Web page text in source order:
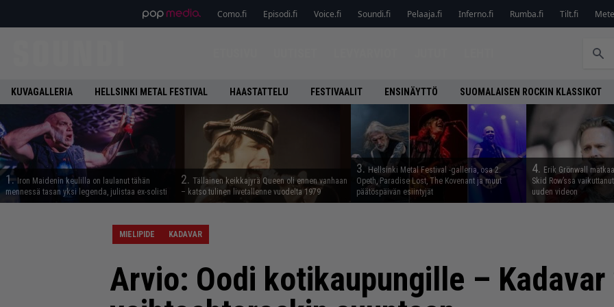
Como.fi Episodi.fi Voice.fi Soundi.fi Pelaaja.fi Inferno.fi Rumba.fi Tilt.fi
KUVAGALLERIA HELLSINKI METAL FESTIVAL HAASTATTELU FESTIVAALIT ENSINÄYTTÖ SUOMALAISEN ROCKIN KLASSIKOT
1. Iron Maidenin keulilla on laulanut tähän
mennessä tasan yksi legenda, julistaa ex-solisti
2. Tällainen keikkajyrä Queen oli ennen vanhaan
– katso tulinen livetallenne vuodelta 1979
3. Hellsinki Metal Festival -galleria, osa 2:
Opeth, Paradise Lost, The Kovenant ja muut
päätöspäivän esiintyjät
4. Erik Grönwall
Skid Row’ssa
uuden videon
MIELIPIDE KADAVAR
Arvio: Oodi kotikaupungille –